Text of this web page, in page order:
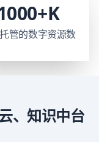
管的数字资源数
、知识中台